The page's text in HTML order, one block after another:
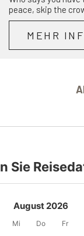
peace, skip the
MEHR
Sie
August 2026
Mi Do Fr